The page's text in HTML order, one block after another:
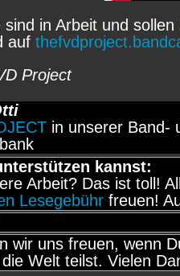
sind in Arbeit und
auf
Project
in unserer Band-
kannst:
Arbeit? Das ist toll!
Lesegebührfreuen!
wir uns freuen, wenn
Welt teilst. Vielen